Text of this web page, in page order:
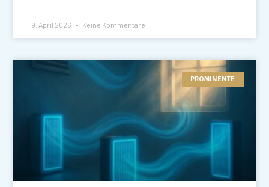
9. April 2026 Keine Kommentare
PROMINENTE